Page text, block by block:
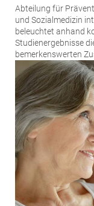
Abteilung für
und Sozialmedizin
beleuchtet anhand
Studienergebnisse
bemerkenswerten